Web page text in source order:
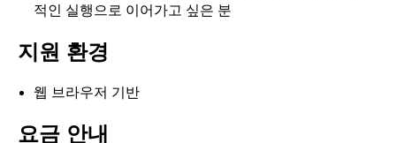
적인 실행으로 이어가고 싶은 분
지원 환경
웹 브라우저 기반
요금 안내